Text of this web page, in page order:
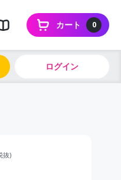
0
カート
ログイン
抜)